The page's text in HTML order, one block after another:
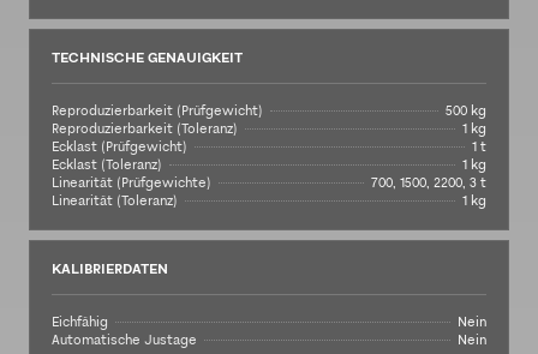
TECHNISCHE GENAUIGKEIT
Reproduzierbarkeit (Prüfgewicht)
500 kg
Reproduzierbarkeit (Toleranz)
1 kg
Ecklast (Prüfgewicht)
1 t
Ecklast (Toleranz)
1 kg
Linearität (Prüfgewichte)
700, 1500, 2200, 3 t
Linearität (Toleranz)
1 kg
KALIBRIERDATEN
Eichfähig
Nein
Automatische Justage
Nein